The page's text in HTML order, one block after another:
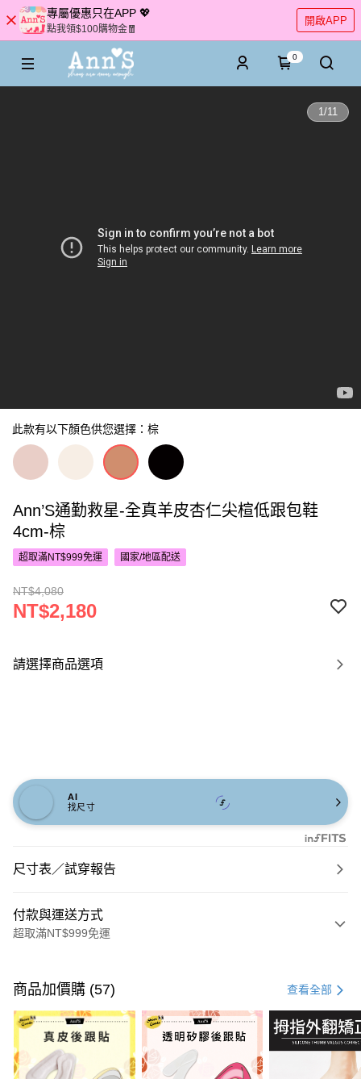
專屬優惠只在APP 💖
點我領$100購物金🧧
開啟APP
0
1/11
此款有以下顏色供您選擇：棕
Ann’S通勤救星-全真羊皮杏仁尖楦低跟包鞋
4cm-棕
超取滿NT$999免運 國家/地區配送
NT$4,080
NT$2,180
請選擇商品選項
AI
找尺寸
尺寸表／試穿報告
付款與運送方式
超取滿NT$999免運
信用卡一次付款
信用卡分期付款
3 期 0 利率 每期 NT$726 21家銀行
合作金庫商業銀行
第一商業銀行
6 期 0 利率 每期NT$363 21家銀行
商品加價購 (57) 查看全部